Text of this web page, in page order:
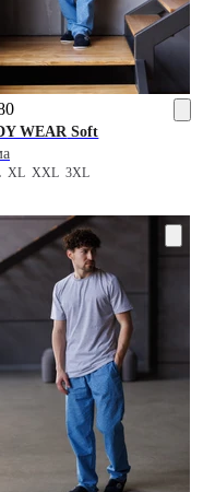
WEAR Soft
XLXXL3XL